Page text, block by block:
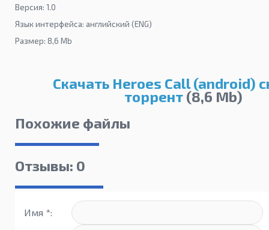
Версия: 1.0
Язык интерфейса: английский (ENG)
Размер: 8,6 Mb
Скачать Heroes Call (android)
торрент(8,6 Mb)
Похожие файлы
Отзывы: 0
Имя *: